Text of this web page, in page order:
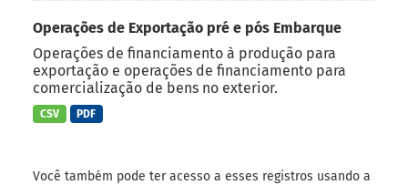
Operações de Exportação pré e pós Embarque
Operações de financiamento à produção para
exportação e operações de financiamento para
comercialização de bens no exterior.
CSV PDF
Você também pode ter acesso a esses registros usando a